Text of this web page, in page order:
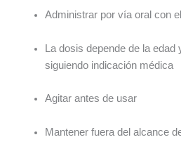
Administrar por vía oral con
La dosis depende de la
siguiendo indicación médica
Agitar antes de usar
Mantener fuera del alcance